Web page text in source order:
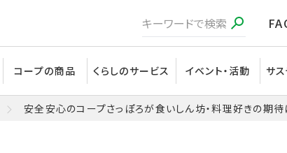
コープの商品 くらしのサービス イベント・活動 サ
安全安心のコープさっぽろが食いしん坊・料理好きの期